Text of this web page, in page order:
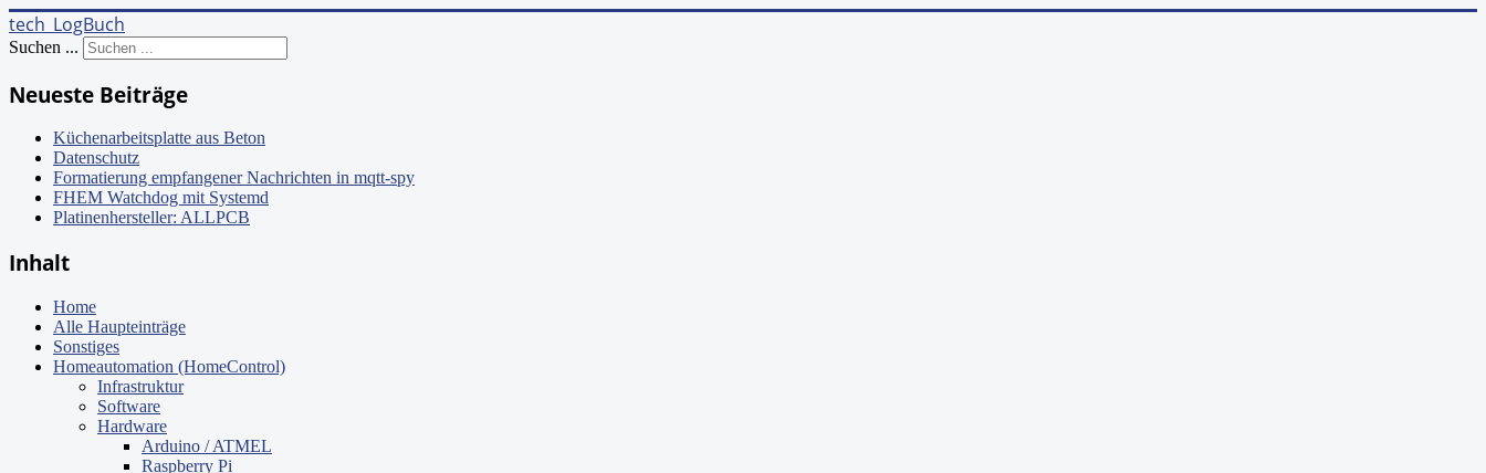
tech_LogBuch
Suchen ...
Neueste Beiträge
Küchenarbeitsplatte aus Beton
Datenschutz
Formatierung empfangener Nachrichten in mqtt-spy
FHEM Watchdog mit Systemd
Platinenhersteller: ALLPCB
Inhalt
Home
Alle Haupteinträge
Sonstiges
Homeautomation (HomeControl)
Infrastruktur
Software
Hardware
Arduino / ATMEL
Raspberry Pi